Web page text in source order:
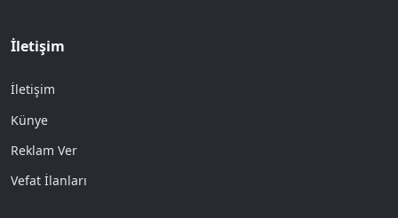
İletişim
İletişim
Künye
Reklam Ver
Vefat İlanları